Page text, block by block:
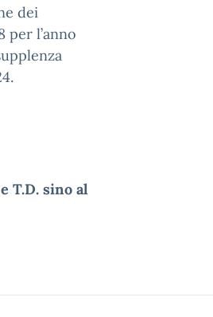
dei
l’anno
T.D. sino al